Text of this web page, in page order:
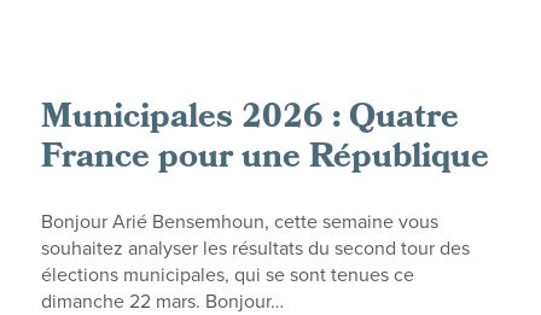
Municipales 2026 : Quatre
France pour une République
Bonjour Arié Bensemhoun, cette semaine vous
souhaitez analyser les résultats du second tour des
élections municipales, qui se sont tenues ce
dimanche 22 mars. Bonjour…